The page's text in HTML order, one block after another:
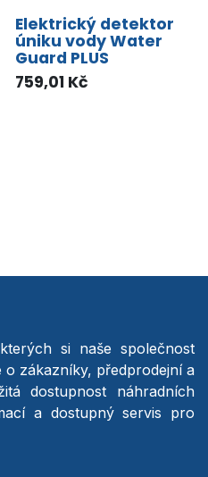
Elektrický detektor
úniku vody Water
Guard PLUS
759,01 Kč
si naše společnost
o zákazníky, předprodejní a
dostupnost náhradních
a dostupný servis pro